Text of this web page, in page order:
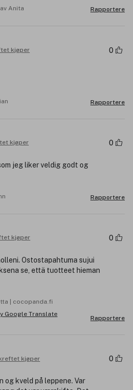
Anita Rapportere
kjøper 0
Rapportere
kjøper 0
jeg liker veldig godt og
Rapportere
kjøper 0
Ostostapahtuma sujui
se, että tuotteet hieman
| cocopanda.fi
Rapportere
kjøper 0
og kveld på leppene. Var